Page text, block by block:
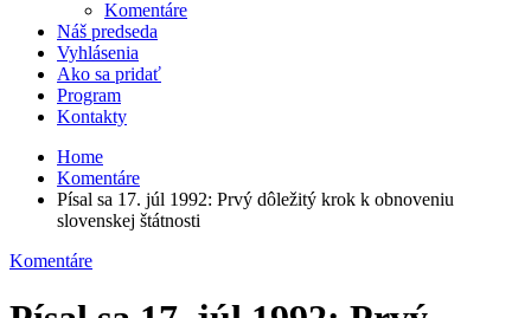
Komentáre
Náš predseda
Vyhlásenia
Ako sa pridať
Program
Kontakty
Home
Komentáre
Písal sa 17. júl 1992: Prvý dôležitý krok k obnoveniu
slovenskej štátnosti
Komentáre